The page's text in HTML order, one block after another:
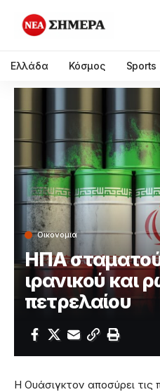
Ελλάδα Κόσμος Sports
Οικονομια
ΗΠΑ
ιρανικού και
πετρελαίου
Η Ουάσιγκτον αποσύρει τις